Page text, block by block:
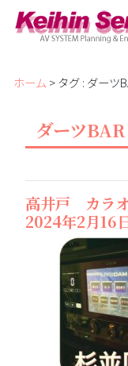
ホーム > タグ : ダーツ
ダーツ
高井戸 カラ
2024年2月16